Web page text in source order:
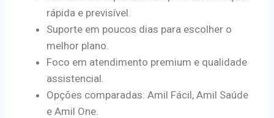
rápida e previsível.
Suporte em poucos dias para escolher o
melhor plano.
Foco em atendimento premium e qualidade
assistencial.
Opções comparadas: Amil Fácil, Amil Saúde
e Amil One.